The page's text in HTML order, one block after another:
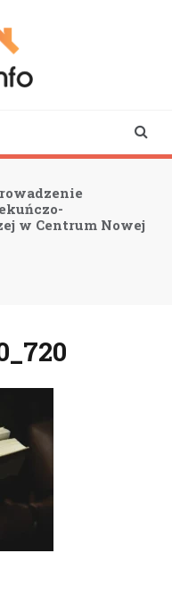
w Centrum Nowej